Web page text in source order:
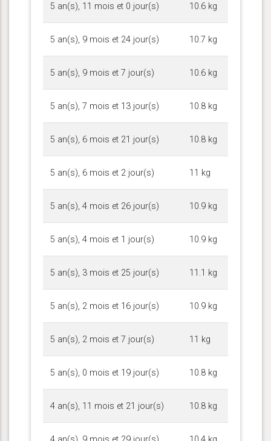
5 an(s), 11 mois et 0 jour(s) 10.6 kg
5 an(s), 9 mois et 24 jour(s) 10.7 kg
5 an(s), 9 mois et 7 jour(s) 10.6 kg
5 an(s), 7 mois et 13 jour(s) 10.8 kg
5 an(s), 6 mois et 21 jour(s) 10.8 kg
5 an(s), 6 mois et 2 jour(s) 11 kg
5 an(s), 4 mois et 26 jour(s) 10.9 kg
5 an(s), 4 mois et 1 jour(s) 10.9 kg
5 an(s), 3 mois et 25 jour(s) 11.1 kg
5 an(s), 2 mois et 16 jour(s) 10.9 kg
5 an(s), 2 mois et 7 jour(s) 11 kg
5 an(s), 0 mois et 19 jour(s) 10.8 kg
4 an(s), 11 mois et 21 jour(s) 10.8 kg